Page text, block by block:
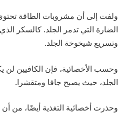
ولفت إلى أن مشروبات الطاقة
الضارة التي تدمر الجلد. كالسكر
وتسريع شيخوخة الجلد.
وحسب الأخصائية، فإن الكافيين لن
الجلد، حيث يصبح جافا ومتقشرا.
وحذرت أخصائية التغذية أيضًا، من أن